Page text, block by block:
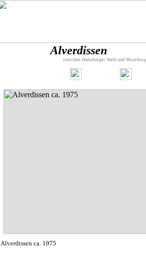
Alverdissen
zwischen Teutoburger Wald und
Alverdissen ca. 1975